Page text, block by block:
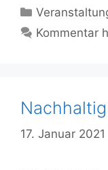
Kategorien
Kommentar
17. Januar 2021